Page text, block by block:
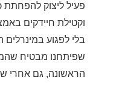
פעיל ליצוק להפחתת
שפיתחנו מבטיח
הראשונה, גם אחרי